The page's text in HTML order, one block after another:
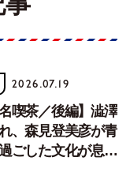
2026.07.19
名喫茶／後編】澁澤
、森見登美彦が青
ごした文化が息づ